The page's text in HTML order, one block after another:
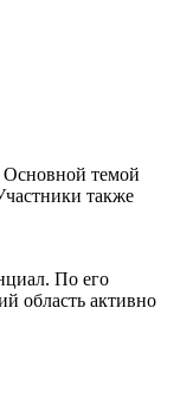
Основной темой
также
По его
область активно